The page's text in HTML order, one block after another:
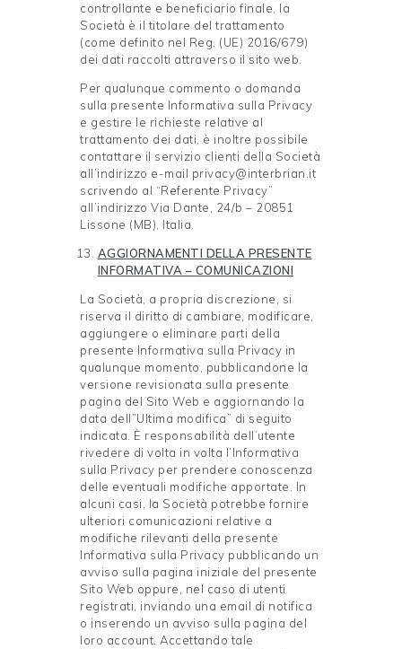
controllante e beneficiario finale, la
Società è il titolare del trattamento
(come definito nel Reg. (UE) 2016/679)
dei dati raccolti attraverso il sito web.
Per qualunque commento o domanda
sulla presente Informativa sulla Privacy
e gestire le richieste relative al
trattamento dei dati, è inoltre possibile
contattare il servizio clienti della Società
all’indirizzo e-mail privacy@interbrian.it
scrivendo al “Referente Privacy”
all’indirizzo Via Dante, 24/b – 20851
Lissone (MB), Italia.
AGGIORNAMENTI DELLA PRESENTE
INFORMATIVA – COMUNICAZIONI
La Società, a propria discrezione, si
riserva il diritto di cambiare, modificare,
aggiungere o eliminare parti della
presente Informativa sulla Privacy in
qualunque momento, pubblicandone la
versione revisionata sulla presente
pagina del Sito Web e aggiornando la
data dell”Ultima modifica” di seguito
indicata. È responsabilità dell’utente
rivedere di volta in volta l’Informativa
sulla Privacy per prendere conoscenza
delle eventuali modifiche apportate. In
alcuni casi, la Società potrebbe fornire
ulteriori comunicazioni relative a
modifiche rilevanti della presente
Informativa sulla Privacy pubblicando un
avviso sulla pagina iniziale del presente
Sito Web oppure, nel caso di utenti
registrati, inviando una email di notifica
o inserendo un avviso sulla pagina del
loro account. Accettando tale